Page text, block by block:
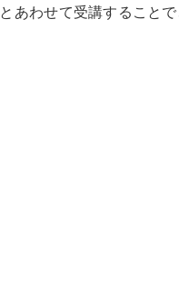
とあわせて受講すること